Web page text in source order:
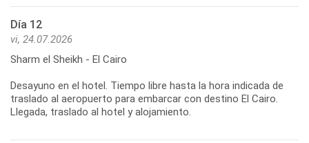
Día 12
vi, 24.07.2026
Sharm el Sheikh - El Cairo
Desayuno en el hotel. Tiempo libre hasta la hora indicada de
traslado al aeropuerto para embarcar con destino El Cairo.
Llegada, traslado al hotel y alojamiento.